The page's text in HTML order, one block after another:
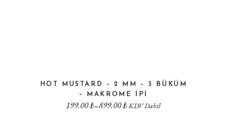
HOT MUSTARD – 2 MM – 3 BÜKÜM
– MAKROME IPI
199.00₺–899.00₺KDV Dahil